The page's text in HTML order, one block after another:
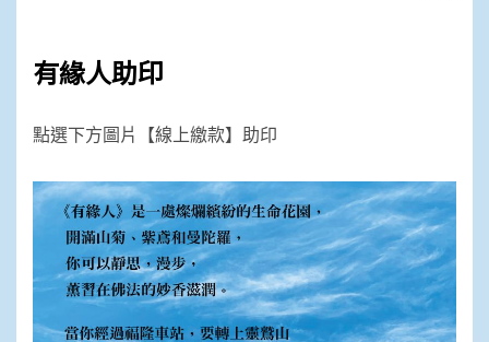
有緣人助印
點選下方圖片【線上繳款】助印